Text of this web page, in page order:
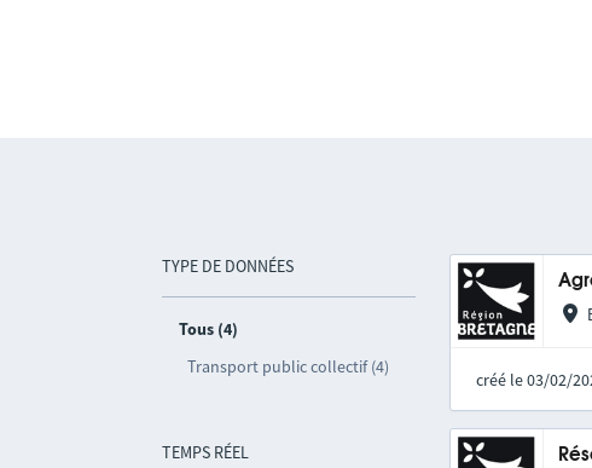
TYPE DE DONNÉES
Tous (4)
Transport public collectif (4)
TEMPS RÉEL
créé le 03/02/